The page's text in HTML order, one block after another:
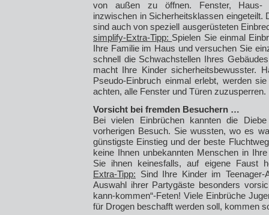
von außen zu öffnen. Fenster, Haus-
inzwischen in Sicherheitsklassen eingeteilt.
sind auch von speziell ausgerüsteten
simplify-Extra-Tipp: Spielen Sie einmal
Ihre Familie im Haus und versuchen Sie
schnell die Schwachstellen Ihres
macht Ihre Kinder sicherheitsbewusster.
Pseudo-Einbruch einmal erlebt, werden
achten, alle Fenster und Türen zuzusperren.
Vorsicht bei fremden Besuchern …
Bei vielen Einbrüchen kannten die
vorherigen Besuch. Sie wussten, wo es
günstigste Einstieg und der beste
keine Ihnen unbekannten Menschen in
Sie ihnen keinesfalls, auf eigene Faust
Extra-Tipp: Sind Ihre Kinder im
Auswahl ihrer Partygäste besonders
kann-kommen“-Feten! Viele Einbrüche
für Drogen beschafft werden soll, kommen